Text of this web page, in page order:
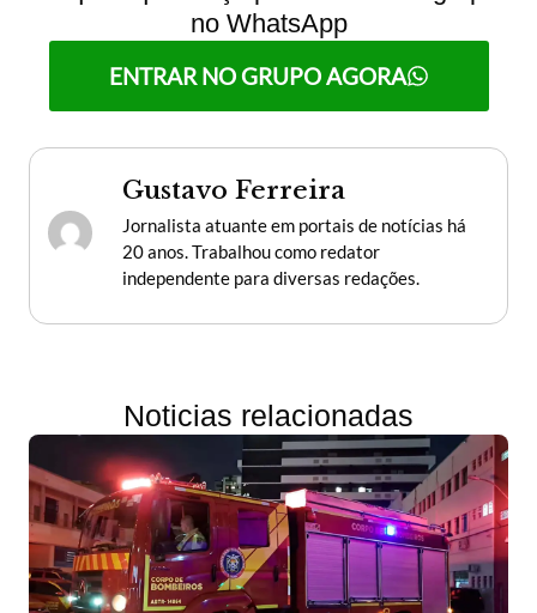
no WhatsApp
ENTRAR NO GRUPO AGORA
Gustavo Ferreira
Jornalista atuante em portais de notícias há
20 anos. Trabalhou como redator
independente para diversas redações.
Noticias relacionadas